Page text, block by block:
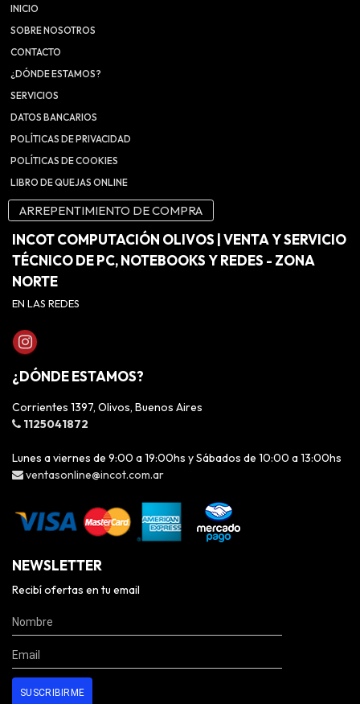
INICIO
SOBRE NOSOTROS
CONTACTO
¿DÓNDE ESTAMOS?
SERVICIOS
DATOS BANCARIOS
POLÍTICAS DE PRIVACIDAD
POLÍTICAS DE COOKIES
LIBRO DE QUEJAS ONLINE
ARREPENTIMIENTO DE COMPRA
INCOT COMPUTACIÓN OLIVOS | VENTA Y SERVICIO
TÉCNICO DE PC, NOTEBOOKS Y REDES - ZONA
NORTE
EN LAS REDES
¿DÓNDE ESTAMOS?
Corrientes 1397, Olivos, Buenos Aires
1125041872
Lunes a viernes de 9:00 a 19:00hs y Sábados de 10:00 a 13:00hs
ventasonline@incot.com.ar
NEWSLETTER
Recibí ofertas en tu email